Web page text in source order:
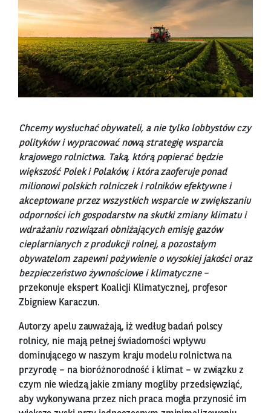
Chcemy wysłuchać obywateli, a nie tylko lobbystów czy
polityków i wypracować nową strategię wsparcia
krajowego rolnictwa. Taką, którą popierać będzie
większość Polek i Polaków, i która zaoferuje ponad
milionowi polskich rolniczek i rolników efektywne i
akceptowane przez wszystkich wsparcie w zwiększaniu
odporności ich gospodarstw na skutki zmiany klimatu i
wdrażaniu rozwiązań obniżających emisję gazów
cieplarnianych z produkcji rolnej, a pozostałym
obywatelom zapewni pożywienie o wysokiej jakości oraz
bezpieczeństwo żywnościowe i klimatyczne –
przekonuje ekspert Koalicji Klimatycznej, profesor
Zbigniew Karaczun.
Autorzy apelu zauważają, iż według badań polscy
rolnicy, nie mają pełnej świadomości wpływu
dominującego w naszym kraju modelu rolnictwa na
przyrodę – na bioróżnorodność i klimat – w związku z
czym nie wiedzą jakie zmiany mogliby przedsięwziąć,
aby wykonywana przez nich praca mogła przynosić im